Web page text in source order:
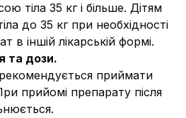
тіла 35 кг і більше. Дітям
до 35 кг при необхідності
в іншій лікарській формі.
та дози.
приймати
прийомі препарату після